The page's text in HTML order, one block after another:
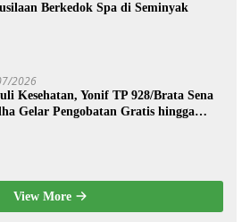
Berkedok Spa di Seminyak
2026
Kesehatan, Yonif TP 928/Brata Sena
Gelar Pengobatan Gratis hingga
View More